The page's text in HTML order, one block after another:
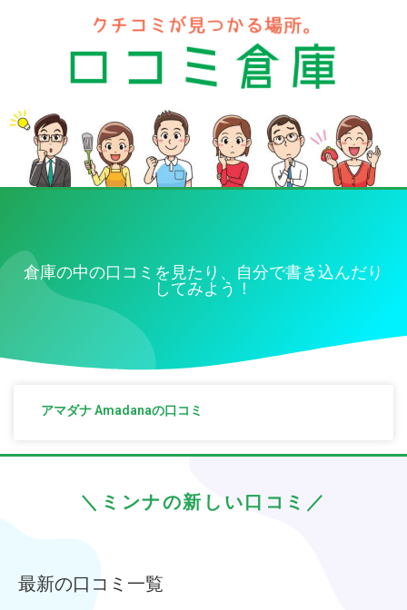
倉庫の中の口コミを見たり、自分で書き込んだり
してみよう！
アマダナ Amadanaの口コミ
＼ミンナの新しい口コミ／
最新の口コミ一覧